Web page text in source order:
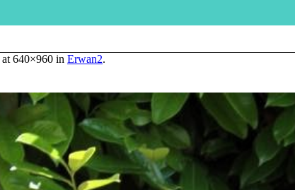
at 640×960 in Erwan2.